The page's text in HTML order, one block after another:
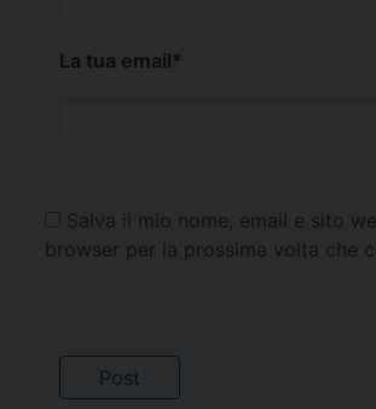
La tua email*
Salva il mio nome, email e sito
browser per la prossima volta che